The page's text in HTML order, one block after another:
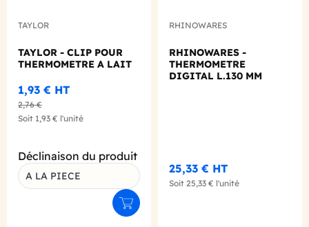
TAYLOR
TAYLOR - CLIP POUR
THERMOMETRE A LAIT
1,93 € HT
2,76 €
Soit 1,93 € l'unité
Déclinaison du produit
A LA PIECE
Ajouter au panier
RHINOWARES
RHINOWARES -
THERMOMETRE
DIGITAL L.130 MM
25,33 € HT
Soit 25,33 € l'unité